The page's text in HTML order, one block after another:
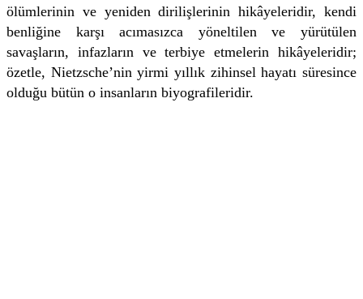
ölümlerinin ve yeniden dirilişlerinin hikâyeleridir, kendi
benliğine karşı acımasızca yöneltilen ve yürütülen
savaşların, infazların ve terbiye etmelerin hikâyeleridir;
özetle, Nietzsche’nin yirmi yıllık zihinsel hayatı süresince
olduğu bütün o insanların biyografileridir.